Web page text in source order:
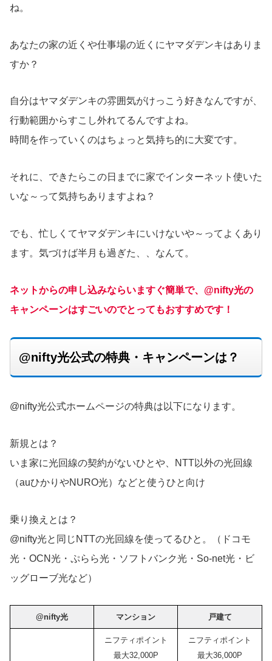
ね。
あなたの家の近くや仕事場の近くにヤマダデンキはありま
すか？
自分はヤマダデンキの雰囲気がけっこう好きなんですが、
行動範囲からすこし外れてるんですよね。
時間を作っていくのはちょっと気持ち的に大変です。
それに、できたらこの日までに家でインターネット使いた
いな～って気持ちありますよね？
でも、忙しくてヤマダデンキにいけないや～ってよくあり
ます。気づけば半月も過ぎた、、なんて。
ネットからの申し込みならいますぐ簡単で、@nifty光の
キャンペーンはすごいのでとってもおすすめです！
@nifty光公式の特典・キャンペーンは？
@nifty光公式ホームページの特典は以下になります。
新規とは？
いま家に光回線の契約がないひとや、NTT以外の光回線
（auひかりやNURO光）などと使うひと向け
乗り換えとは？
@nifty光と同じNTTの光回線を使ってるひと。（ドコモ
光・OCN光・ぷらら光・ソフトバンク光・So-net光・ビ
ッグローブ光など）
@nifty光 マンション 戸建て
ニフティポイント
最大32,000P
ニフティポイント
最大36,000P